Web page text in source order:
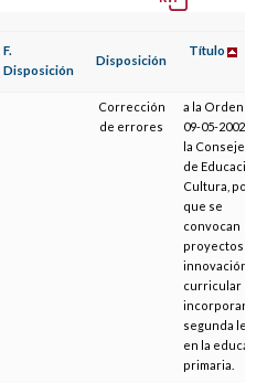
F.
Disposición
Disposición
Título
Corrección
de errores
a la Orden de
09-05-2002, de
la Consejería
de Educación y
Cultura, por la
que se
convocan
proyectos de
innovación
curricular para
incorporar una
segunda lengua
en la educación
primaria.